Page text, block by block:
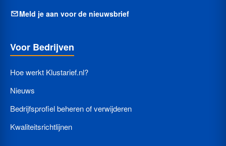
Meld je aan voor de nieuwsbrief
Voor Bedrijven
Hoe werkt Klustarief.nl?
Nieuws
Bedrijfsprofiel beheren of verwijderen
Kwaliteitsrichtlijnen